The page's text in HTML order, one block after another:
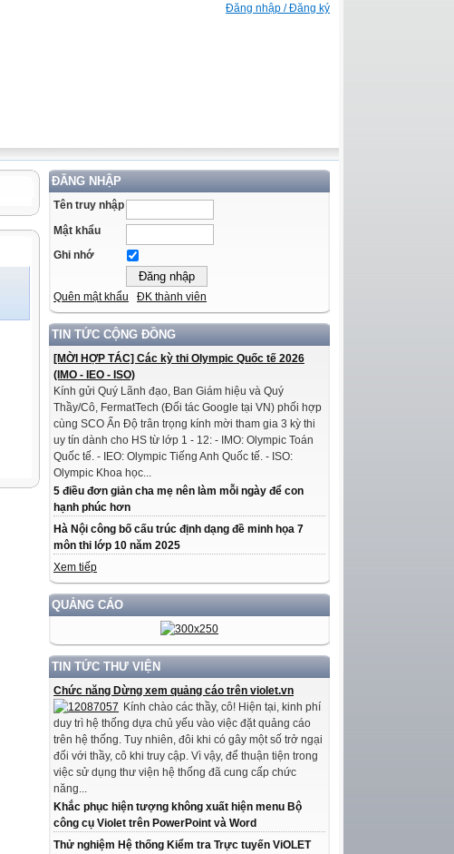
Đăng nhập / Đăng ký
ĐĂNG NHẬP
Tên truy nhập
Mật khẩu
Ghi nhớ
Quên mật khẩu ĐK thành viên
TIN TỨC CỘNG ĐỒNG
[MỜI HỢP TÁC] Các kỳ thi Olympic Quốc tế 2026
(IMO - IEO - ISO)
Kính gửi Quý Lãnh đạo, Ban Giám hiệu và Quý
Thầy/Cô, FermatTech (Đối tác Google tại VN) phối hợp
cùng SCO Ấn Độ trân trọng kính mời tham gia 3 kỳ thi
uy tín dành cho HS từ lớp 1 - 12: - IMO: Olympic Toán
Quốc tế. - IEO: Olympic Tiếng Anh Quốc tế. - ISO:
Olympic Khoa học...
5 điều đơn giản cha mẹ nên làm mỗi ngày để con
hạnh phúc hơn
Hà Nội công bố cấu trúc định dạng đề minh họa 7
môn thi lớp 10 năm 2025
Xem tiếp
QUẢNG CÁO
TIN TỨC THƯ VIỆN
Chức năng Dừng xem quảng cáo trên violet.vn
Kính chào các thầy, cô! Hiện tại, kinh phí
duy trì hệ thống dựa chủ yếu vào việc đặt quảng cáo
trên hệ thống. Tuy nhiên, đôi khi có gây một số trở ngại
đối với thầy, cô khi truy cập. Vì vậy, để thuận tiện trong
việc sử dụng thư viện hệ thống đã cung cấp chức
năng...
Khắc phục hiện tượng không xuất hiện menu Bộ
công cụ Violet trên PowerPoint và Word
Thử nghiệm Hệ thống Kiểm tra Trực tuyến ViOLET